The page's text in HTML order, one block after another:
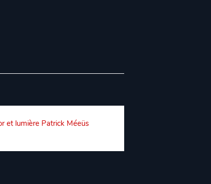
et lumière Patrick Méeüs